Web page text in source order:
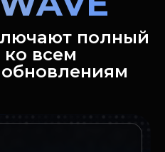
полный
ко всем